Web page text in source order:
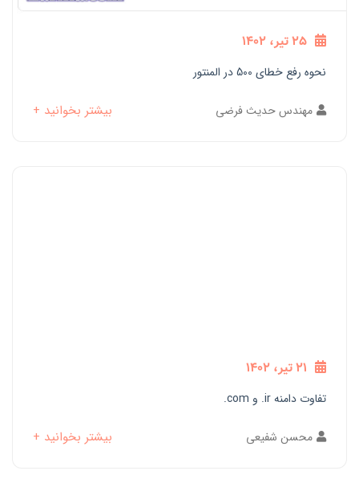
25 تیر، 1402
نحوه رفع خطای 500 در المنتور
مهندس حدیث فرضی بیشتر بخوانید +
21 تیر، 1402
تفاوت دامنه ir. و com.
محسن شفیعی بیشتر بخوانید +